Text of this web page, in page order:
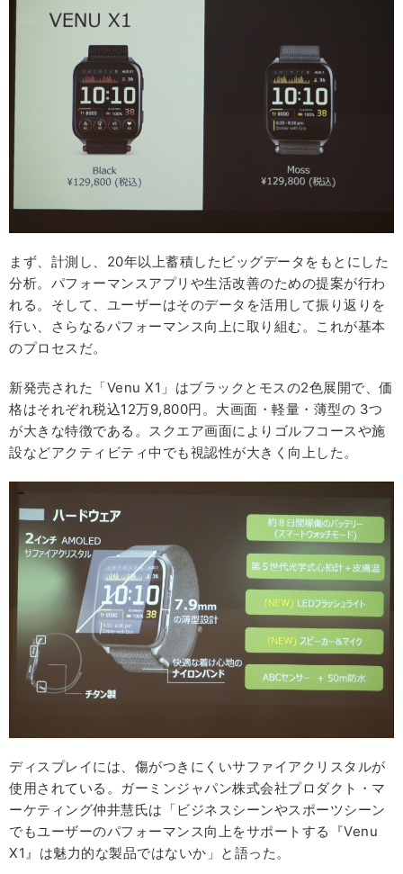
まず、計測し、20年以上蓄積したビッグデータをもとにした
分析。パフォーマンスアプリや生活改善のための提案が行わ
れる。そして、ユーザーはそのデータを活用して振り返りを
行い、さらなるパフォーマンス向上に取り組む。これが基本
のプロセスだ。
新発売された「Venu X1」はブラックとモスの2色展開で、価
格はそれぞれ税込12万9,800円。大画面・軽量・薄型の 3つ
が大きな特徴である。スクエア画面によりゴルフコースや施
設などアクティビティ中でも視認性が大きく向上した。
ディスプレイには、傷がつきにくいサファイアクリスタルが
使用されている。ガーミンジャパン株式会社プロダクト・マ
ーケティング仲井慧氏は「ビジネスシーンやスポーツシーン
でもユーザーのパフォーマンス向上をサポートする『Venu
X1』は魅力的な製品ではないか」と語った。